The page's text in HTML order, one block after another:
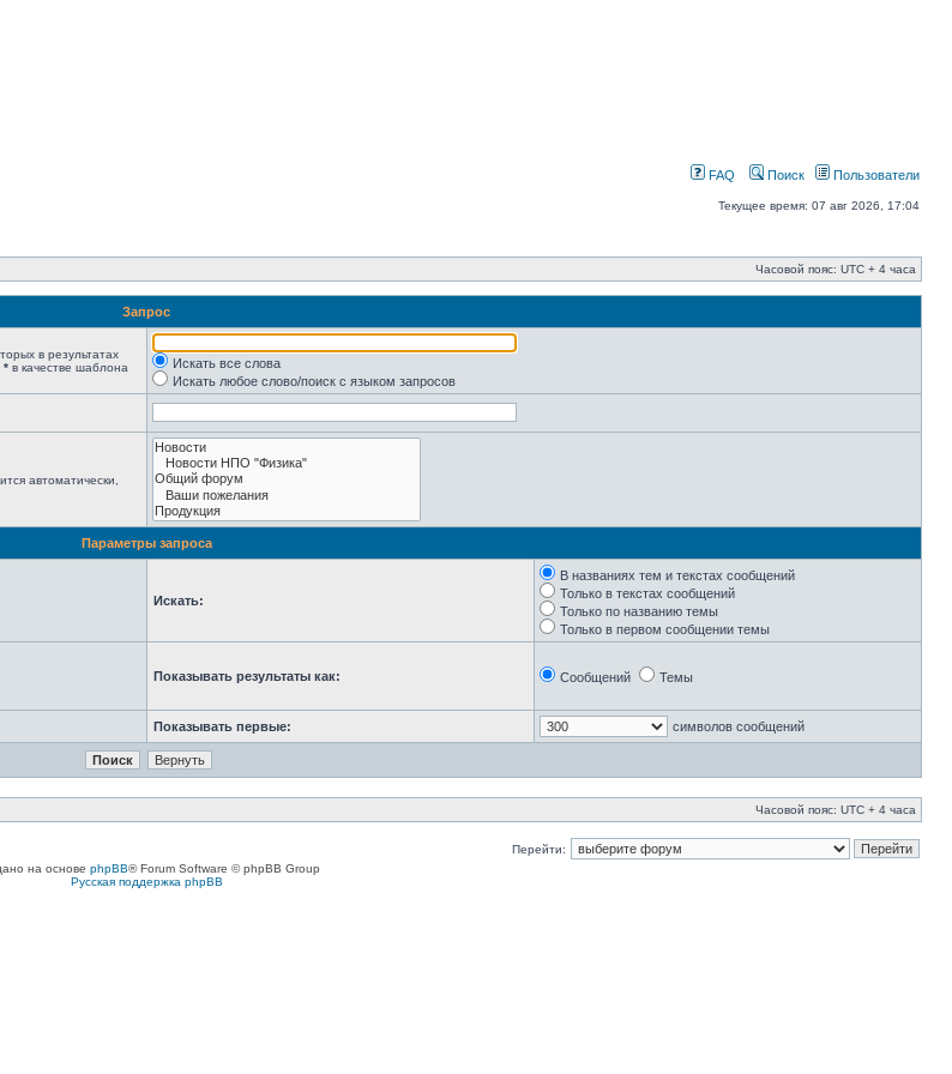
FAQ Поиск Пользователи
Текущее время: 07 авг 2026, 17:04
Часовой пояс: UTC + 4 часа
Запрос
в результатах
* в качестве шаблона
Искать все слова
Искать любое слово/поиск с языком запросов
автоматически,
Параметры запроса
Искать:
В названиях тем и текстах сообщений
Только в текстах сообщений
Только по названию темы
Только в первом сообщении темы
Показывать результаты как: Сообщений Темы
Показывать первые: символов сообщений
Часовой пояс: UTC + 4 часа
Перейти:
на основе phpBB® Forum Software © phpBB Group
Русская поддержка phpBB